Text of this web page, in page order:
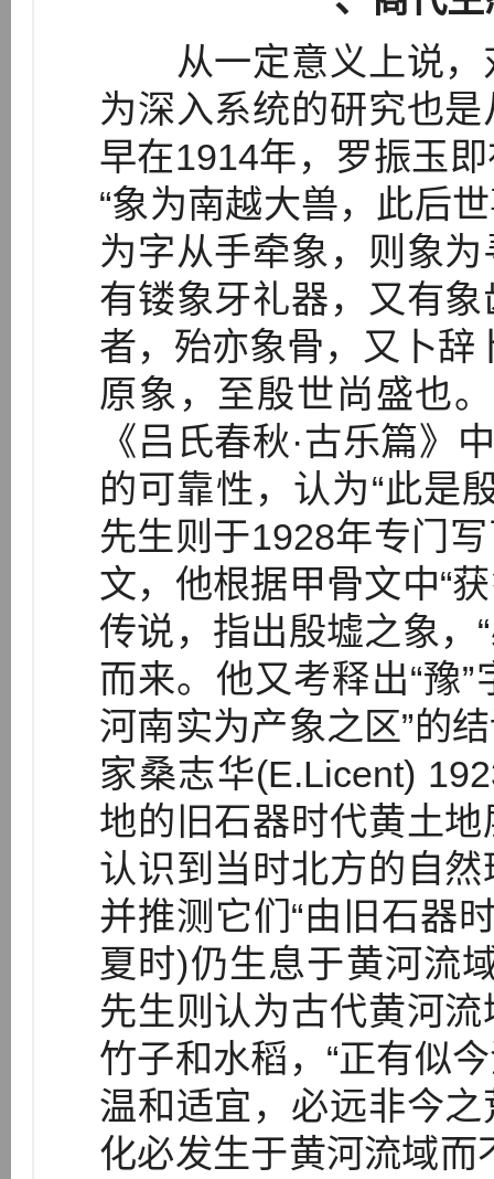
从一定意义上说，
为深入系统的研究也
早在1914年，罗振玉
“象为南越大兽，此后
为字从手牵象，则象
有镂象牙礼器，又有
者，殆亦象骨，又卜辞
原象，至殷世尚盛也
《吕氏春秋·古乐篇》
的可靠性，认为“此是
先生则于1928年专门
文，他根据甲骨文中“
传说，指出殷墟之象，
而来。他又考释出“豫”
河南实为产象之区”的
家桑志华(E.Licent)
地的旧石器时代黄土
认识到当时北方的自
并推测它们“由旧石器
夏时)仍生息于黄河流
先生则认为古代黄河
竹子和水稻，“正有似
温和适宜，必远非今
化必发生于黄河流域而